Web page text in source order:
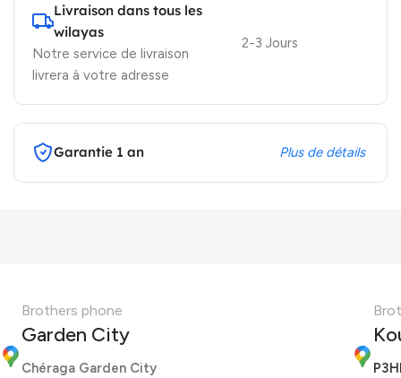
Livraison dans tous les
wilayas
Notre service de livraison
livrera à votre adresse
2-3 Jours
Garantie 1 an Plus de détails
Brothers phone
Garden City
Chéraga Garden City